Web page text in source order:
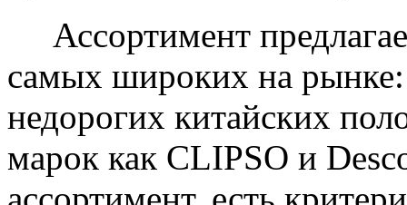
Ассортимент
самых широких на
недорогих китайских
марок как CLIPSO и